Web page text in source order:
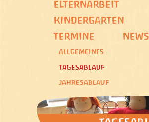
ELTERNARBEIT
KINDERGARTEN
TERMINE
NEWS
ALLGEMEINES
TAGESABLAUF
JAHRESABLAUF